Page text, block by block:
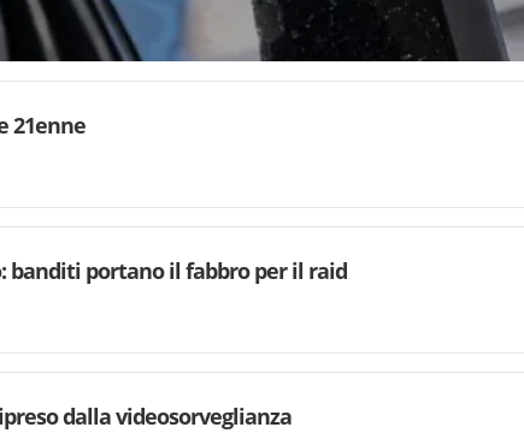
21enne
banditi portano il fabbro per il raid
dalla videosorveglianza